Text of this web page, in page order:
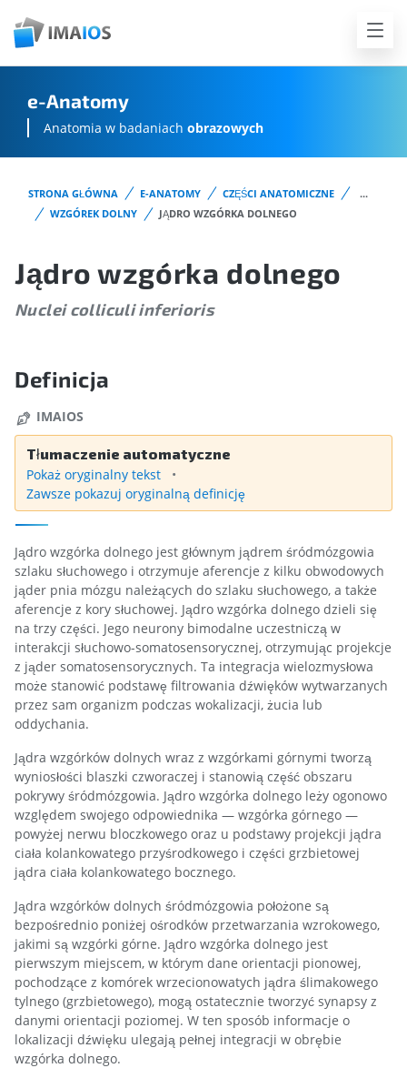
e-Anatomy
Anatomia w badaniach obrazowych
STRONA GŁÓWNA E-ANATOMY CZĘŚCI ANATOMICZNE
...
WZGÓREK DOLNY
JĄDRO WZGÓRKA DOLNEGO
Jądro wzgórka dolnego
Nuclei colliculi inferioris
Definicja
IMAIOS
Tłumaczenie automatyczne
Pokaż oryginalny tekst
Zawsze pokazuj oryginalną definicję
Jądro wzgórka dolnego jest głównym jądrem śródmózgowia
szlaku słuchowego i otrzymuje aferencje z kilku obwodowych
jąder pnia mózgu należących do szlaku słuchowego, a także
aferencje z kory słuchowej. Jądro wzgórka dolnego dzieli się
na trzy części. Jego neurony bimodalne uczestniczą w
interakcji słuchowo-somatosensorycznej, otrzymując projekcje
z jąder somatosensorycznych. Ta integracja wielozmysłowa
może stanowić podstawę filtrowania dźwięków wytwarzanych
przez sam organizm podczas wokalizacji, żucia lub
oddychania.
Jądra wzgórków dolnych wraz z wzgórkami górnymi tworzą
wyniosłości blaszki czworaczej i stanowią część obszaru
pokrywy śródmózgowia. Jądro wzgórka dolnego leży ogonowo
względem swojego odpowiednika — wzgórka górnego —
powyżej nerwu bloczkowego oraz u podstawy projekcji jądra
ciała kolankowatego przyśrodkowego i części grzbietowej
jądra ciała kolankowatego bocznego.
Jądra wzgórków dolnych śródmózgowia położone są
bezpośrednio poniżej ośrodków przetwarzania wzrokowego,
jakimi są wzgórki górne. Jądro wzgórka dolnego jest
pierwszym miejscem, w którym dane orientacji pionowej,
pochodzące z komórek wrzecionowatych jądra ślimakowego
tylnego (grzbietowego), mogą ostatecznie tworzyć synapsy z
danymi orientacji poziomej. W ten sposób informacje o
lokalizacji dźwięku ulegają pełnej integracji w obrębie
wzgórka dolnego.